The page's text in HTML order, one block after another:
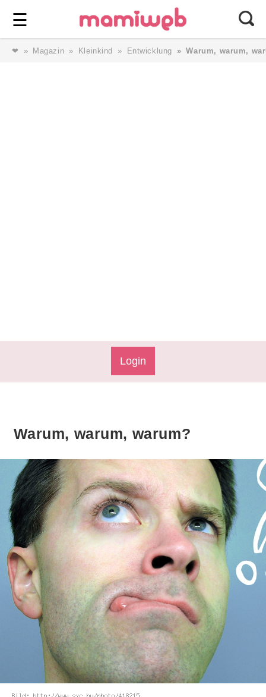
☰ ⎯ Wir lieben Familie ⎯
❤ Magazin Kleinkind Entwicklung Warum, warum,
Login
Warum, warum, warum?